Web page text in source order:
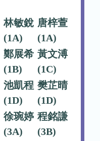
林敏銳
(1A)
唐梓萱
(1A)
鄭展希
(1B)
黃文溥
(1C)
池凱程
(1D)
樊芷晴
(1D)
徐琬婷
(3A)
程銘謙
(3B)